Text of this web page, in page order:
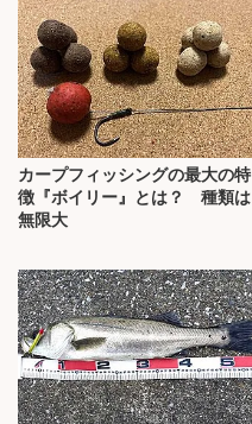
カープフィッシングの最大の特
徴『ボイリー』とは？ 種類は
無限大